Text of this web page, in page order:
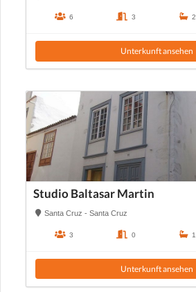
6 3 2
Unterkunft ansehen
Studio Baltasar Martin
Santa Cruz - Santa Cruz
3 0 1
Unterkunft ansehen